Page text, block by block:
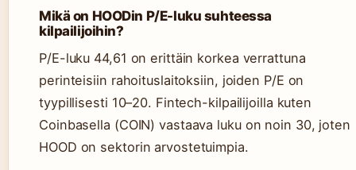
Mikä on HOODin P/E-luku suhteessa
kilpailijoihin?
P/E-luku 44,61 on erittäin korkea verrattuna
perinteisiin rahoituslaitoksiin, joiden P/E on
tyypillisesti 10–20. Fintech-kilpailijoilla kuten
Coinbasella (COIN) vastaava luku on noin 30, joten
HOOD on sektorin arvostetuimpia.